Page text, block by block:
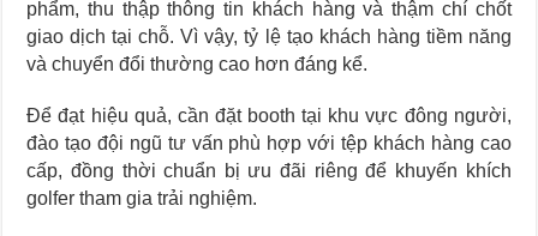
phẩm, thu thập thông tin khách hàng và thậm chí chốt
giao dịch tại chỗ. Vì vậy, tỷ lệ tạo khách hàng tiềm năng
và chuyển đổi thường cao hơn đáng kể.
Để đạt hiệu quả, cần đặt booth tại khu vực đông người,
đào tạo đội ngũ tư vấn phù hợp với tệp khách hàng cao
cấp, đồng thời chuẩn bị ưu đãi riêng để khuyến khích
golfer tham gia trải nghiệm.